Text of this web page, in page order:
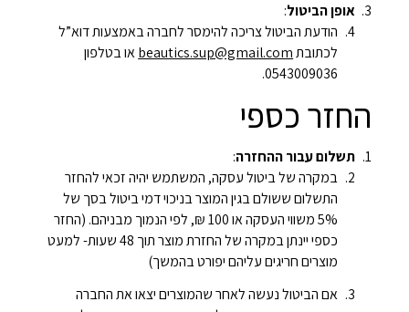
אופן הביטול:
הודעת הביטול צריכה להימסר לחברה באמצעות דוא”ל
לכתובתbeautics.sup@gmail.comאו בטלפון
0543009036.
החזר כספי
תשלום עבור ההחזרה:
במקרה של ביטול עסקה, המשתמש יהיה זכאי להחזר
התשלום ששולם בגין המוצר בניכוי דמי ביטול בסך של
5% משווי העסקה או 100 ₪, לפי הנמוך מבניהם. (החזר
כספי יינתן במקרה של החזרת מוצר תוך 48 שעות- למעט
מוצרים חריגים עליהם יפורט בהמשך)
אם הביטול נעשה לאחר שהמוצרים יצאו את החברה